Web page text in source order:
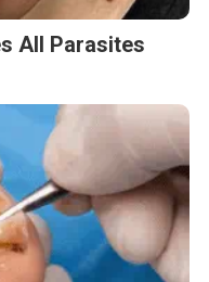
All Parasites